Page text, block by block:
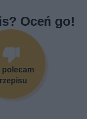
Oceń go!
polecam